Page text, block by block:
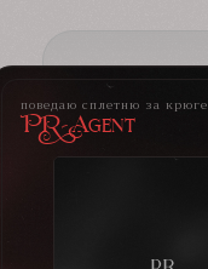
поведаю сплетню за крюге
PR-Agent